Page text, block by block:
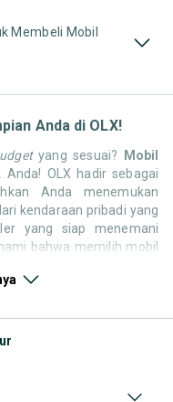
Membeli Mobil
Anda di OLX!
yang sesuai? Mobil
OLX hadir sebagai
Anda menemukan
kendaraan pribadi yang
yang siap menemani
bahwa memilih mobil
di seluruh Indonesia.
Anda!
bukan perkara mudah.